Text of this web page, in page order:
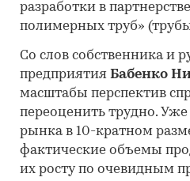
разработки в
полимерных труб»
Со слов собственника и
предприятия Бабенко
масштабы перспектив
переоценить трудно. Уже
рынка в 10-кратном
фактические объемы
их росту по очевидным